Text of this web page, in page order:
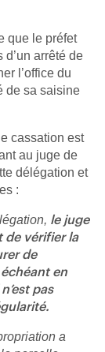
que le préfet
arrêté de
l’office du
de sa saisine
cassation est
au juge de
délégation et
:
le juge
de vérifier la
de
en
pas
a